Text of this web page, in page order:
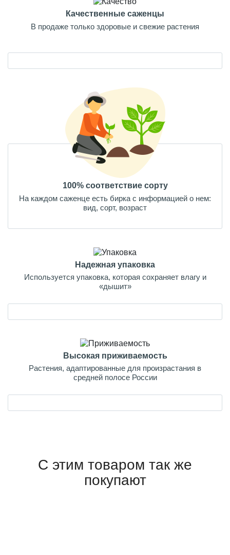
Качественные саженцы
В продаже только здоровые и свежие растения
100% соответствие сорту
На каждом саженце есть бирка с информацией о нем:
вид, сорт, возраст
Надежная упаковка
Используется упаковка, которая сохраняет влагу и
«дышит»
Высокая приживаемость
Растения, адаптированные для произрастания в
средней полосе России
С этим товаром так же
покупают